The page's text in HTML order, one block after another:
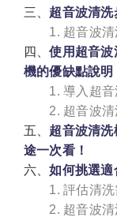
三、 超音波清洗
1. 超音波
四、使用超音
機的優缺點說明
1. 導入超
2. 超音波
五、 超音波清洗
途一次看！
六、如何挑選適
1. 評估清
2. 超音波